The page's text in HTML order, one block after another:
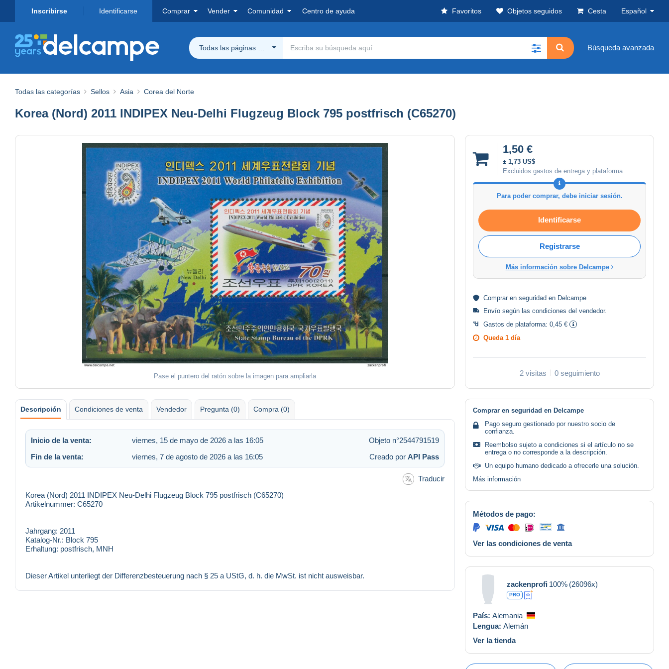
Inscribirse Identificarse Comprar Vender Comunidad Centro de ayuda Favoritos Objetos seguidos Cesta Español
Todas las páginas Delcampe Búsqueda avanzada
Todas las categorías Sellos Asia Corea del Norte
Korea (Nord) 2011 INDIPEX Neu-Delhi Flugzeug Block 795 postfrisch (C65270)
Pase el puntero del ratón sobre la imagen para ampliarla
1,50 €
± 1,73 US$
Excluidos gastos de entrega y plataforma
Para poder comprar, debe iniciar sesión.
Identificarse
Registrarse
Más información sobre Delcampe
Comprar en seguridad en Delcampe
Envío según las condiciones del vendedor.
Gastos de plataforma: 0,45 €
Queda 1 día
2 visitas 0 seguimiento
Descripción Condiciones de venta Vendedor Pregunta (0) Compra (0)
Inicio de la venta: viernes, 15 de mayo de 2026 a las 16:05
Objeto n°2544791519
Fin de la venta:
viernes, 7 de agosto de 2026 a las 16:05 Creado por API Pass
Traducir
Korea (Nord) 2011 INDIPEX Neu-Delhi Flugzeug Block 795 postfrisch (C65270)
Artikelnummer: C65270
Jahrgang: 2011
Katalog-Nr.: Block 795
Erhaltung: postfrisch, MNH
Dieser Artikel unterliegt der Differenzbesteuerung nach § 25 a UStG, d. h. die MwSt. ist nicht ausweisbar.
Comprar en seguridad en Delcampe
Pago seguro gestionado por nuestro socio de
confianza.
Reembolso sujeto a condiciones si el artículo no se
entrega o no corresponde a la descripción.
Un equipo humano dedicado a ofrecerle una solución.
Más información
Métodos de pago:
Ver las condiciones de venta
zackenprofi 100% (26096x)
PRO
País: Alemania
Lengua: Alemán
Ver la tienda